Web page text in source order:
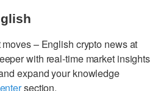
– English crypto news at
with real-time market insights
expand your knowledge
section.